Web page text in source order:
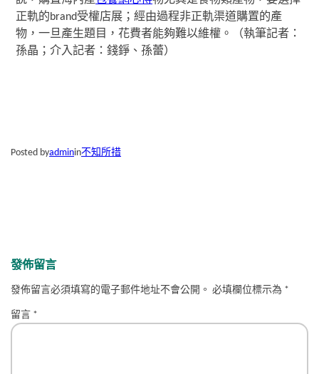
正軌的brand受權店展；經由過程非正軌渠道購置的產
物，一旦產生題目，花費者能夠難以維權。（執筆記者：
孫晶；介入記者：錢錚、孫蕾）
Posted byadminin不知所措
發佈留言
發佈留言必須填寫的電子郵件地址不會公開。 必填欄位標示為 *
留言 *